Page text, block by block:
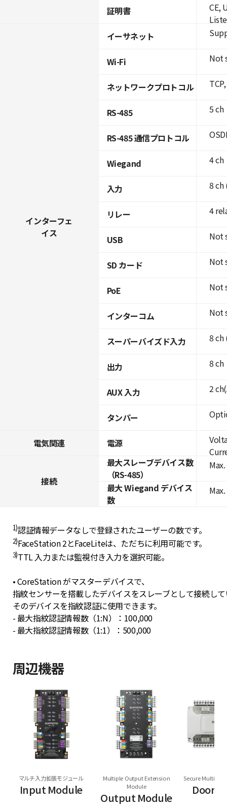
証明書
インターフェ
イス
イーサネット
Wi-Fi
ネットワークプロトコル
RS-485
RS-485 通信プロトコル
Wiegand
入力
リレー
USB
SD カード
PoE
インターコム
スーパーバイズド入力
出力
AUX 入力
タンパー
電気関連 電源
接続
最大スレーブデバイス数
（RS-485）
最大 Wiegand デバイス
数
CE,
Not
5 ch
4 ch
8 ch
4
Not
Not
Not
Not
8 ch
8 ch
2
1)認証情報データなしで登録されたユーザーの数です。
2)FaceStation 2とFaceLiteは、ただちに利用可能です。
3)TTL 入力または監視付き入力を選択可能。
• CoreStation がマスターデバイスで、
指紋センサーを搭載したデバイスをスレーブとして接続し
そのデバイスを指紋認証に使用できます。
- 最大指紋認証情報数（1:N）：100,000
- 最大指紋認証情報数（1:1）：500,000
周辺機器
マルチ入力拡張モジュール
Input Module
Multiple Output Extension
Module
Output Module
Secure Multi
Door